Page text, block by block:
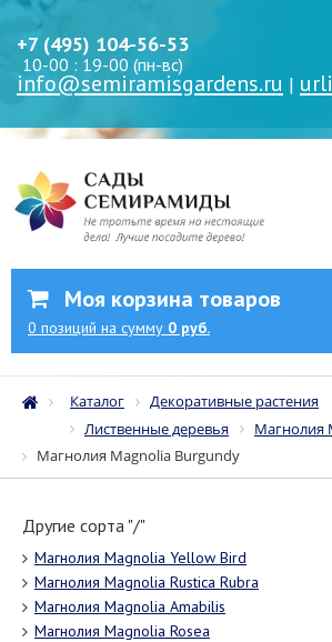
+7 (495) 104-56-53
10-00 : 19-00 (пн-вс)
info@semiramisgardens.ru |
Моя корзина товаров
0 позиций на сумму 0 руб.
Каталог
Декоративные растения
Лиственные деревья
Магнолия
Магнолия Magnolia Burgundy
Другие сорта "/"
Магнолия Magnolia Yellow Bird
Магнолия Magnolia Rustica Rubra
Магнолия Magnolia Amabilis
Магнолия Magnolia Rosea